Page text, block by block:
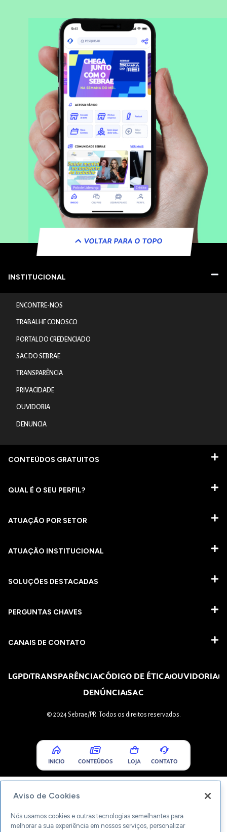
VOLTAR PARA O TOPO
INSTITUCIONAL
ENCONTRE-NOS
TRABALHE CONOSCO
PORTAL DO CREDENCIADO
SAC DO SEBRAE
TRANSPARÊNCIA
PRIVACIDADE
OUVIDORIA
DENUNCIA
CONTEÚDOS GRATUITOS
QUAL É O SEU PERFIL?
ATUAÇÃO POR SETOR
ATUAÇÃO INSTITUCIONAL
SOLUÇÕES DESTACADAS
PERGUNTAS CHAVES​
CANAIS DE CONTATO
LGPDTRANSPARÊNCIACÓDIGO DE ÉTICAOUVIDORIA
DENÚNCIASAC
© 2024 Sebrae/PR. Todos os direitos reservados.
INICIO CONTEÚDOS LOJA CONTATO
Aviso de Cookies
Nós usamos cookies e outras tecnologias semelhantes para
melhorar a sua experiência em nossos serviços, personalizar